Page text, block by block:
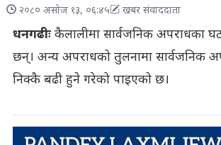
२०८० असोज १३, ०६:४५ खबर संवाददाता
धनगढीः कैलालीमा सार्वजनिक अपराधका
छन्। अन्य अपराधको तुलनामा सार्वजनिक
निक्कै बढी हुने गरेको पाइएको छ।